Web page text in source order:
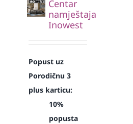
Centar
namještaja
Inowest
Popust uz
Porodičnu 3
plus karticu:
10%
popusta